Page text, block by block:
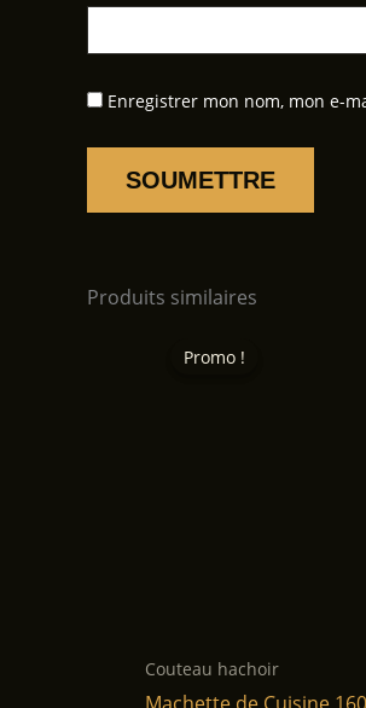
Enregistrer mon nom, mon e-
Produits similaires
Promo !
Promo !
Couteau hachoir